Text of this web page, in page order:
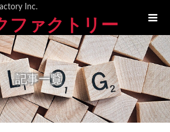
Inc.
ファクトリー
記事一覧